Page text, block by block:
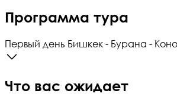
Программа тура
Первый день Бишкек - Бурана -
Что вас ожидает